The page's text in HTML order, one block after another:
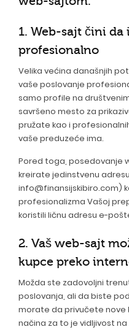
1. Web-sajt čini da
profesionalno
Velika većina današnjih
vaše poslovanje
samo profile na
savršeno mesto za
pružate kao i
vaše preduzeće ima.
Pored toga, posedovanje
kreirate jedinstvenu
info@finansijskibiro.com)
profesionalizma Vašoj
koristili ličnu adresu e-
2. Vaš web-sajt
kupce preko
Možda ste zadovoljni
poslovanja, ali da biste
morate da privučete nove
načina za to je vidljivost